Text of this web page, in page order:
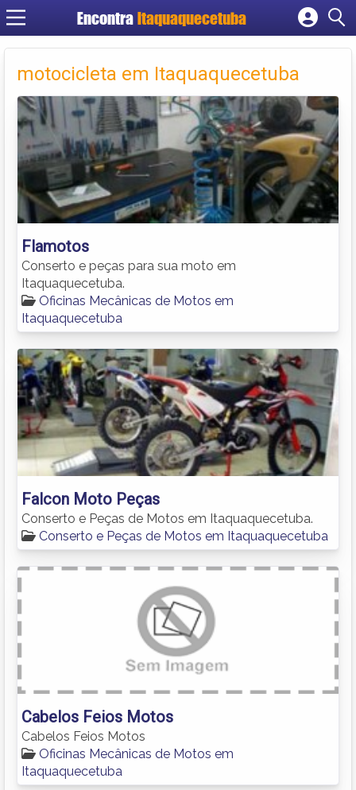
Encontra Itaquaquecetuba
Cadastrar empresa
Criar conta
motocicleta em Itaquaquecetuba
Flamotos
Conserto e peças para sua moto em
Itaquaquecetuba.
Oficinas Mecânicas de Motos em
Itaquaquecetuba
Falcon Moto Peças
Conserto e Peças de Motos em Itaquaquecetuba.
Conserto e Peças de Motos em Itaquaquecetuba
Cabelos Feios Motos
Cabelos Feios Motos
Oficinas Mecânicas de Motos em
Itaquaquecetuba